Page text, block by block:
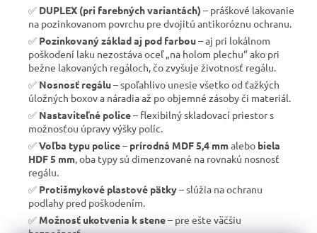
✅ DUPLEX (pri farebných variantách) – práškové lakovanie
na pozinkovanom povrchu pre dvojitú antikoróznu ochranu.
✅ Pozinkovaný základ aj pod farbou– aj pri lokálnom
poškodení laku nezostáva oceľ „na holom plechu“ ako pri
bežne lakovaných regáloch, čo zvyšuje životnosť regálu.
✅ Nosnosť regálu– spoľahlivo unesie všetko od ťažkých
úložných boxov a náradia až po objemné zásoby či materiál.
✅ Nastaviteľné police– flexibilný skladovací priestor s
možnosťou úpravy výšky políc.
✅Voľba typu police– prírodná MDF 5,4 mmalebo biela
HDF 5 mm , oba typy sú dimenzované na rovnakú nosnosť
regálu.
✅ Protišmykové plastové pätky– slúžia na ochranu
podlahy pred poškodením.
✅ Možnosť ukotvenia k stene– pre ešte väčšiu